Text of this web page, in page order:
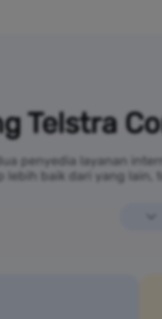
Telstra
penyedia layanan
lebih baik dari yang lain,